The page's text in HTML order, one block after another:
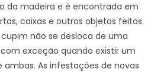
da madeira e é encontrada em
caixas e outros objetos feitos
cupim não se desloca de uma
exceção quando existir um
As infestações de novas